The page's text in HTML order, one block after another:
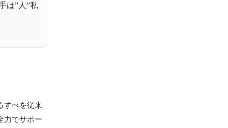
は”人”私
すべを従来
力でサポー